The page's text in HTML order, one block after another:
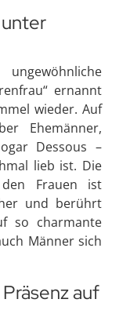
unter
ernannt
wieder. Auf
Ehemänner,
Dessous –
lieb ist. Die
Frauen ist
und berührt
so charmante
Männer sich
auf